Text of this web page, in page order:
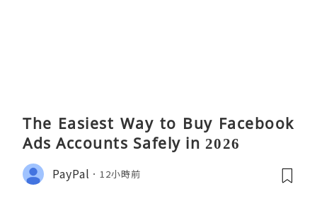
The Easiest Way to Buy Facebook
Ads Accounts Safely in 2026
PayPal 12小時前